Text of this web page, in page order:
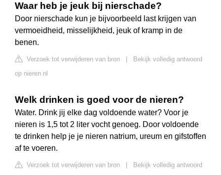
Waar heb je jeuk bij nierschade?
Door nierschade kun je bijvoorbeeld last krijgen van
vermoeidheid, misselijkheid, jeuk of kramp in de
benen.
Verzoek tot verwijderen van bron
Bekijk volledig antwoord
op nieren.nl
Welk drinken is goed voor de nieren?
Water. Drink jij elke dag voldoende water? Voor je
nieren is 1,5 tot 2 liter vocht genoeg. Door voldoende
te drinken help je je nieren natrium, ureum en gifstoffen
af te voeren.
Verzoek tot verwijderen van bron
Bekijk volledig antwoord